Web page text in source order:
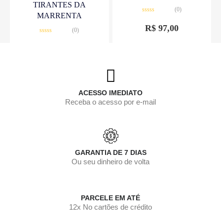
TIRANTES DA
MARRENTA
(0)
de
(0)
R$97,00
ACESSO IMEDIATO
Receba o acesso por e-mail
GARANTIA DE 7 DIAS
Ou seu dinheiro de volta
PARCELE EM ATÉ
12x No cartões de crédito